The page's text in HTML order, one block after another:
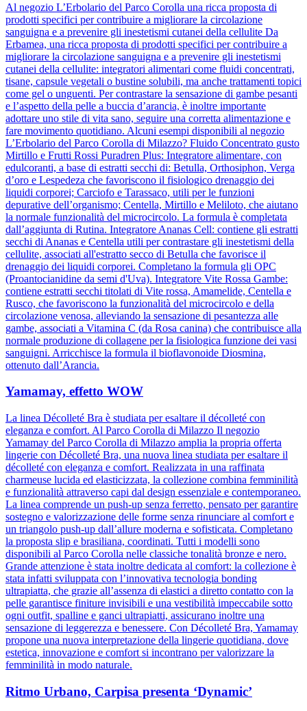
Al negozio L’Erbolario del Parco Corolla una ricca proposta di
prodotti specifici per contribuire a migliorare la circolazione
sanguigna e a prevenire gli inestetismi cutanei della cellulite Da
Erbamea, una ricca proposta di prodotti specifici per contribuire a
migliorare la circolazione sanguigna e a prevenire gli inestetismi
cutanei della cellulite: integratori alimentari come fluidi concentrati,
tisane, capsule vegetali o bustine solubili, ma anche trattamenti topici
come gel o unguenti. Per contrastare la sensazione di gambe pesanti
e l’aspetto della pelle a buccia d’arancia, è inoltre importante
adottare uno stile di vita sano, seguire una corretta alimentazione e
fare movimento quotidiano. Alcuni esempi disponibili al negozio
L’Erbolario del Parco Corolla di Milazzo? Fluido Concentrato gusto
Mirtillo e Frutti Rossi Puradren Plus: Integratore alimentare, con
edulcoranti, a base di estratti secchi di: Betulla, Orthosiphon, Verga
d’oro e Lespedeza che favoriscono il fisiologico drenaggio dei
liquidi corporei; Carciofo e Tarassaco, utili per le funzioni
depurative dell’organismo; Centella, Mirtillo e Meliloto, che aiutano
la normale funzionalità del microcircolo. La formula è completata
dall’aggiunta di Rutina. Integratore Ananas Cell: contiene gli estratti
secchi di Ananas e Centella utili per contrastare gli inestetismi della
cellulite, associati all'estratto secco di Betulla che favorisce il
drenaggio dei liquidi corporei. Completano la formula gli OPC
(Proantocianidine da semi d'Uva). Integratore Vite Rossa Gambe:
contiene estratti secchi titolati di Vite rossa, Amamelide, Centella e
Rusco, che favoriscono la funzionalità del microcircolo e della
circolazione venosa, alleviando la sensazione di pesantezza alle
gambe, associati a Vitamina C (da Rosa canina) che contribuisce alla
normale produzione di collagene per la fisiologica funzione dei vasi
sanguigni. Arricchisce la formula il bioflavonoide Diosmina,
ottenuto dall’Arancia.
Yamamay, effetto WOW
La linea Décolleté Bra è studiata per esaltare il décolleté con
eleganza e comfort. Al Parco Corolla di Milazzo Il negozio
Yamamay del Parco Corolla di Milazzo amplia la propria offerta
lingerie con Décolleté Bra, una nuova linea studiata per esaltare il
décolleté con eleganza e comfort. Realizzata in una raffinata
charmeuse lucida ed elasticizzata, la collezione combina femminilità
e funzionalità attraverso capi dal design essenziale e contemporaneo.
La linea comprende un push-up senza ferretto, pensato per garantire
sostegno e valorizzazione delle forme senza rinunciare al comfort e
un triangolo push-up dall’allure moderna e sofisticata. Completano
la proposta slip e brasiliana, coordinati. Tutti i modelli sono
disponibili al Parco Corolla nelle classiche tonalità bronze e nero.
Grande attenzione è stata inoltre dedicata al comfort: la collezione è
stata infatti sviluppata con l’innovativa tecnologia bonding
ultrapiatta, che grazie all’assenza di elastici a diretto contatto con la
pelle garantisce finiture invisibili e una vestibilità impeccabile sotto
ogni outfit, spalline e ganci ultrapiatti, assicurano inoltre una
sensazione di leggerezza e benessere. Con Décolleté Bra, Yamamay
propone una nuova interpretazione della lingerie quotidiana, dove
estetica, innovazione e comfort si incontrano per valorizzare la
femminilità in modo naturale.
Ritmo Urbano, Carpisa presenta ‘Dynamic’